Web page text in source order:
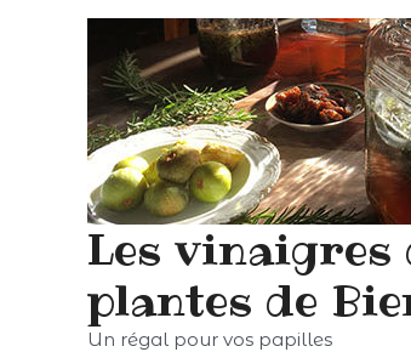
Les vinaigres
plantes de
Un régal pour vos papilles